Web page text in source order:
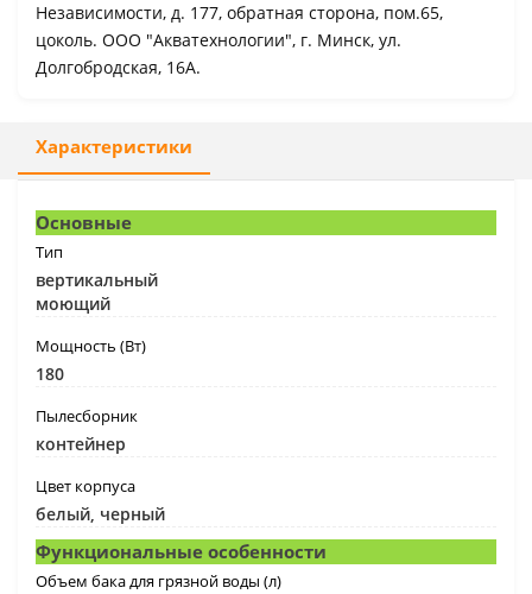
Независимости, д. 177, обратная сторона, пом.65,
цоколь. ООО "Акватехнологии", г. Минск, ул.
Долгобродская, 16A.
Характеристики
Основные
Тип
вертикальный
моющий
Мощность (Вт)
180
Пылесборник
контейнер
Цвет корпуса
белый, черный
Функциональные особенности
Объем бака для грязной воды (л)